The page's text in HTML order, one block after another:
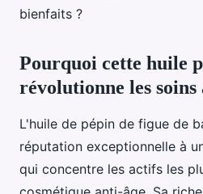
bienfaits ?
Pourquoi cette huile
révolutionne les soins
L'huile de pépin de figue de
réputation exceptionnelle à
qui concentre les actifs les